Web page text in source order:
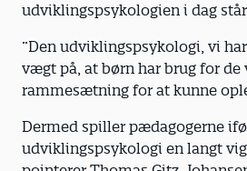
udviklingspsykologien i dag
”Den udviklingspsykologi, vi
vægt på, at børn har brug for de
rammesætning for at kunne
Dermed spiller pædagogerne
udviklingspsykologi en langt